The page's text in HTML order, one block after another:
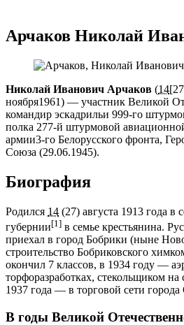
Арчаков Николай
Николай Иванович Арчаков (14
ноября1961) — участник Великой
командир эскадрильи 999-го
полка 277-й штурмовой
армии3-го Белорусского фронта,
Союза (29.06.1945).
Биография
Родился 14 (27) августа 1913 года в
губернии[1] в семье крестьянина.
приехал в город Бобрики (ныне
строительство Бобриковского
окончил 7 классов, в 1934 году —
торфоразработках, стекольщиком на
1937 года — в торговой сети города
В годы Великой